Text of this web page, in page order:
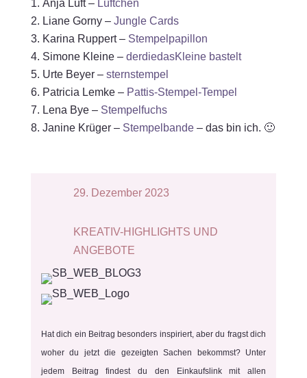
Anja Luft – Lüftchen
Liane Gorny – Jungle Cards
Karina Ruppert – Stempelpapillon
Simone Kleine – derdiedasKleine bastelt
Urte Beyer – sternstempel
Patricia Lemke – Pattis-Stempel-Tempel
Lena Bye – Stempelfuchs
Janine Krüger – Stempelbande– das bin ich. 🙂
29. Dezember 2023
KREATIV-HIGHLIGHTS UND
ANGEBOTE
Hat dich ein Beitrag besonders inspiriert, aber du fragst dich
woher du jetzt die gezeigten Sachen bekommst? Unter
jedem Beitrag findest du den Einkaufslink mit allen